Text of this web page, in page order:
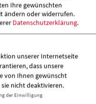
Ihre gewünschten
ändern oder widerrufen.
Datenschutzerklärung.
unserer Internetseite
dass unsere
von Ihnen gewünscht
nicht deaktivieren.
der Einwilligung